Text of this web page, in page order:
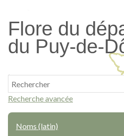
contenu
principal
Flore du
du Puy-de-
Recherche avancée
Noms (latin)